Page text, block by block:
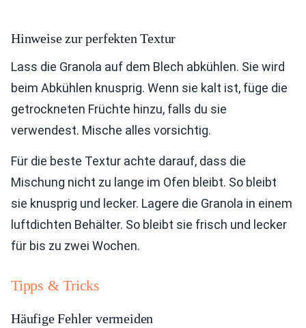
Hinweise zur perfekten Textur
Lass die Granola auf dem Blech abkühlen. Sie wird
beim Abkühlen knusprig. Wenn sie kalt ist, füge die
getrockneten Früchte hinzu, falls du sie
verwendest. Mische alles vorsichtig.
Für die beste Textur achte darauf, dass die
Mischung nicht zu lange im Ofen bleibt. So bleibt
sie knusprig und lecker. Lagere die Granola in einem
luftdichten Behälter. So bleibt sie frisch und lecker
für bis zu zwei Wochen.
Tipps & Tricks
Häufige Fehler vermeiden